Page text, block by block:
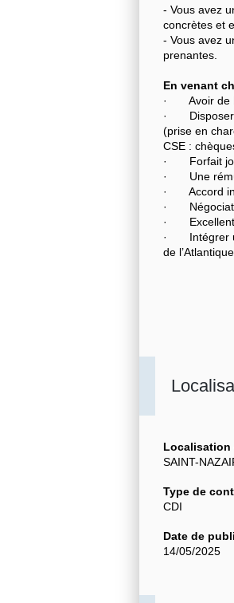
- Vous avez
concrètes et
- Vous avez
prenantes.
En venant
· Avoir de
· Disposer
(prise en
CSE :
· Forfait
· Une
· Accord
·
· Excellente
· Intégrer
de
Localisation
SAINT-
Type de
CDI
Date de
14/05/2025